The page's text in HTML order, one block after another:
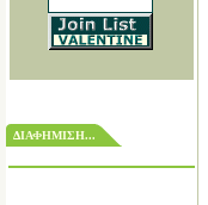
ΔΙΑΦΗΜΙΣΗ...